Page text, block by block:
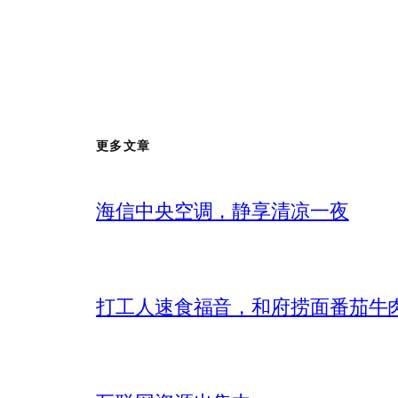
更多文章
海信中央空调，静享清凉一夜
打工人速食福音，和府捞面番茄牛